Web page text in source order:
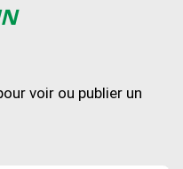
voir ou publier un